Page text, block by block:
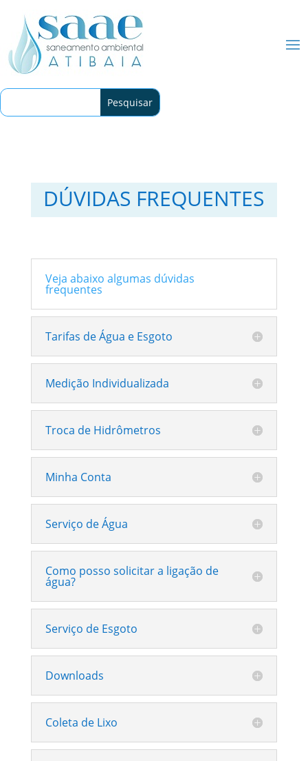
DÚVIDAS FREQUENTES
Veja abaixo algumas dúvidas
frequentes
Tarifas de Água e Esgoto
Medição Individualizada
Troca de Hidrômetros
Minha Conta
Serviço de Água
Como posso solicitar a ligação de
água?
Serviço de Esgoto
Downloads
Coleta de Lixo